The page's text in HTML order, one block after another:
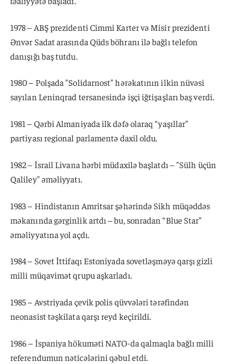
1978 – ABŞ prezidenti Cimmi Karter və Misir prezidenti
Ənvər Sadat arasında Qüds böhranı ilə bağlı telefon
danışığı baş tutdu.
1980 – Polşada "Solidarnost" hərəkatının ilkin nüvəsi
sayılan Leninqrad tersanesində işçi iğtişaşları baş verdi.
1981 – Qərbi Almaniyada ilk dəfə olaraq “yaşıllar”
partiyası regional parlamentə daxil oldu.
1982 – İsrail Livana hərbi müdaxilə başlatdı – "Sülh üçün
Qaliley" əməliyyatı.
1983 – Hindistanın Amritsar şəhərində Sikh müqəddəs
məkanında gərginlik artdı – bu, sonradan “Blue Star”
əməliyyatına yol açdı.
1984 – Sovet İttifaqı Estoniyada sovetləşməyə qarşı gizli
milli müqavimət qrupu aşkarladı.
1985 – Avstriyada çevik polis qüvvələri tərəfindən
neonasist təşkilata qarşı reyd keçirildi.
1986 – İspaniya hökuməti NATO-da qalmaqla bağlı milli
referendumun nəticələrini qəbul etdi.